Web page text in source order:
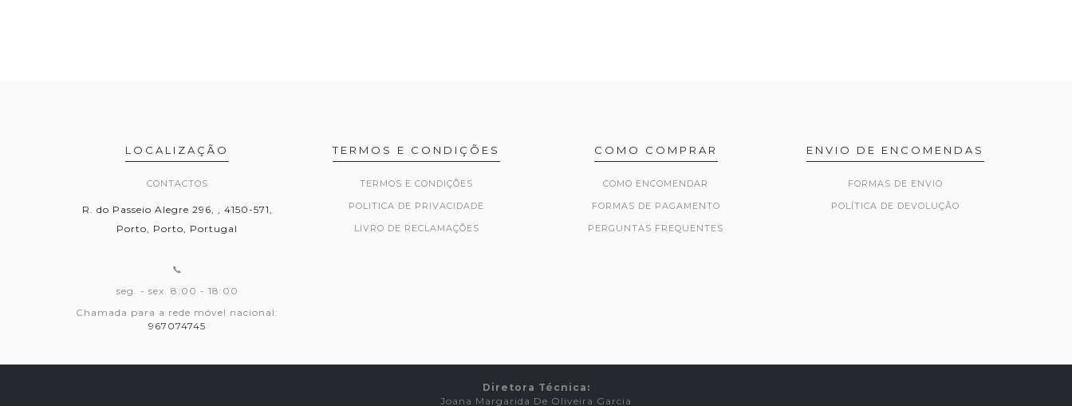
LOCALIZAÇÃO
CONTACTOS
R. do Passeio Alegre 296, , 4150-571,
Porto, Porto, Portugal
📞
seg. - sex. 8:00 - 18:00
Chamada para a rede móvel nacional:
967074745
TERMOS E CONDIÇÕES
TERMOS E CONDIÇÕES
POLITICA DE PRIVACIDADE
LIVRO DE RECLAMAÇÕES
COMO COMPRAR
COMO ENCOMENDAR
FORMAS DE PAGAMENTO
PERGUNTAS FREQUENTES
ENVIO DE ENCOMENDAS
FORMAS DE ENVIO
POLÍTICA DE DEVOLUÇÃO
Diretora Técnica:
Joana Margarida De Oliveira Garcia